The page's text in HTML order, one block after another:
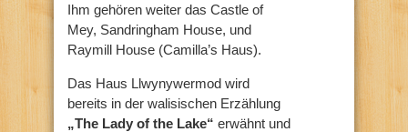
Ihm gehören weiter das Castle of
Mey, Sandringham House, und
Raymill House (Camilla’s Haus).
Das Haus Llwynywermod wird
bereits in der walisischen Erzählung
„The Lady of the Lake“ erwähnt und